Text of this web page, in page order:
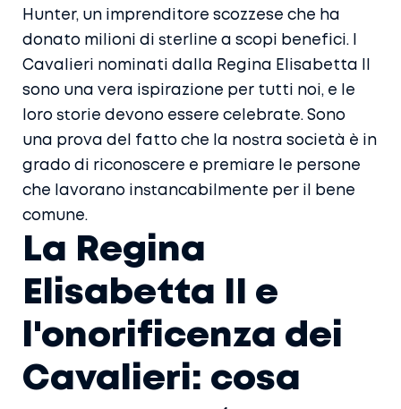
Hunter, un imprenditore scozzese che ha
donato milioni di sterline a scopi benefici. I
Cavalieri nominati dalla Regina Elisabetta II
sono una vera ispirazione per tutti noi, e le
loro storie devono essere celebrate. Sono
una prova del fatto che la nostra società è in
grado di riconoscere e premiare le persone
che lavorano instancabilmente per il bene
comune.
La Regina
Elisabetta II e
l'onorificenza dei
Cavalieri: cosa